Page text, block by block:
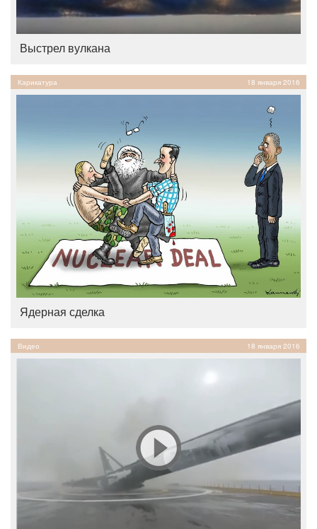
Выстрел вулкана
Карикатура 18 января 2016
Ядерная сделка
Видео 18 января 2016